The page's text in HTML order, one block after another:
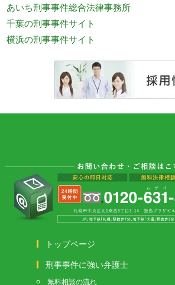
あいち刑事事件総合法律事務所
千葉の刑事事件サイト
横浜の刑事事件サイト
トップページ
刑事事件に強い弁護士
無料相談の流れ